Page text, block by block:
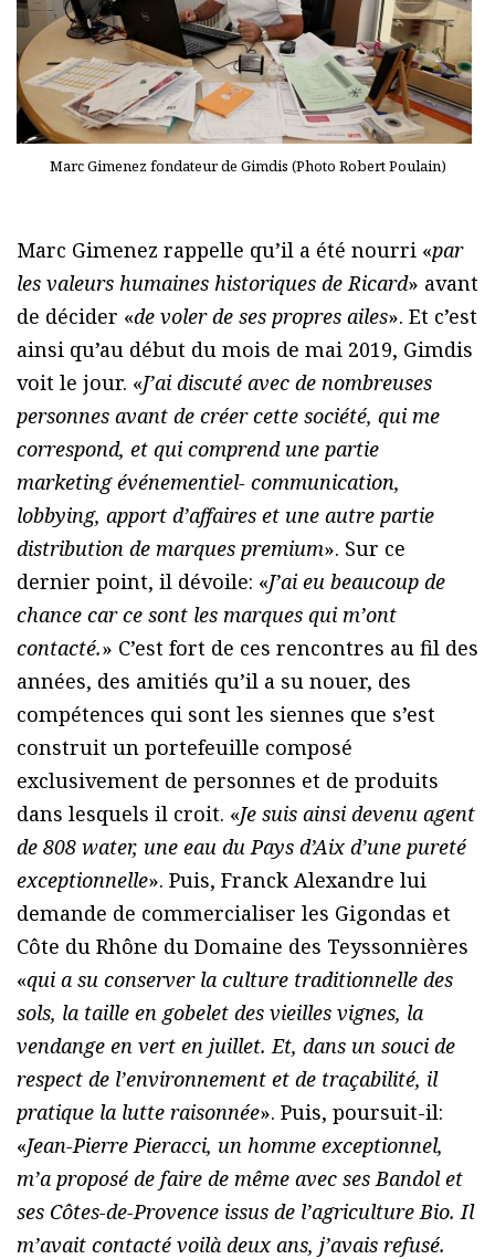
Marc Gimenez fondateur de Gimdis (Photo Robert Poulain)
Marc Gimenez rappelle qu’il a été nourri «par
les valeurs humaines historiques de Ricard» avant
de décider «de voler de ses propres ailes». Et c’est
ainsi qu’au début du mois de mai 2019, Gimdis
voit le jour. «J’ai discuté avec de nombreuses
personnes avant de créer cette société, qui me
correspond, et qui comprend une partie
marketing événementiel- communication,
lobbying, apport d’affaires et une autre partie
distribution de marques premium». Sur ce
dernier point, il dévoile: «J’ai eu beaucoup de
chance car ce sont les marques qui m’ont
contacté.» C’est fort de ces rencontres au fil des
années, des amitiés qu’il a su nouer, des
compétences qui sont les siennes que s’est
construit un portefeuille composé
exclusivement de personnes et de produits
dans lesquels il croit. «Je suis ainsi devenu agent
de 808 water, une eau du Pays d’Aix d’une pureté
exceptionnelle». Puis, Franck Alexandre lui
demande de commercialiser les Gigondas et
Côte du Rhône du Domaine des Teyssonnières
«qui a su conserver la culture traditionnelle des
sols, la taille en gobelet des vieilles vignes, la
vendange en vert en juillet. Et, dans un souci de
respect de l’environnement et de traçabilité, il
pratique la lutte raisonnée». Puis, poursuit-il:
«Jean-Pierre Pieracci, un homme exceptionnel,
m’a proposé de faire de même avec ses Bandol et
ses Côtes-de-Provence issus de l’agriculture Bio. Il
m’avait contacté voilà deux ans, j’avais refusé.